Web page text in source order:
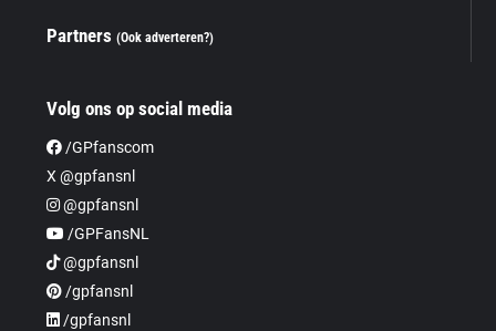
Partners(Ook adverteren?)
Volg ons op social media
/GPfanscom
X @gpfansnl
@gpfansnl
/GPFansNL
@gpfansnl
/gpfansnl
/gpfansnl